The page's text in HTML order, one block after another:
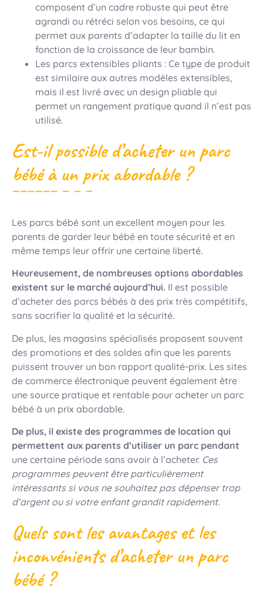
composent d’un cadre robuste qui peut être
agrandi ou rétréci selon vos besoins, ce qui
permet aux parents d’adapter la taille du lit en
fonction de la croissance de leur bambin.
Les parcs extensibles pliants : Ce type de produit
est similaire aux autres modèles extensibles,
mais il est livré avec un design pliable qui
permet un rangement pratique quand il n’est pas
utilisé.
Est-il possible d’acheter un parc
bébé à un prix abordable ?
Les parcs bébé sont un excellent moyen pour les
parents de garder leur bébé en toute sécurité et en
même temps leur offrir une certaine liberté.
Heureusement, de nombreuses options abordables
existent sur le marché aujourd’hui. Il est possible
d’acheter des parcs bébés à des prix très compétitifs,
sans sacrifier la qualité et la sécurité.
De plus, les magasins spécialisés proposent souvent
des promotions et des soldes afin que les parents
puissent trouver un bon rapport qualité-prix. Les sites
de commerce électronique peuvent également être
une source pratique et rentable pour acheter un parc
bébé à un prix abordable.
De plus, il existe des programmes de location qui
permettent aux parents d’utiliser un parc pendant
une certaine période sans avoir à l’acheter. Ces
programmes peuvent être particulièrement
intéressants si vous ne souhaitez pas dépenser trop
d’argent ou si votre enfant grandit rapidement.
Quels sont les avantages et les
inconvénients d’acheter un parc
bébé ?